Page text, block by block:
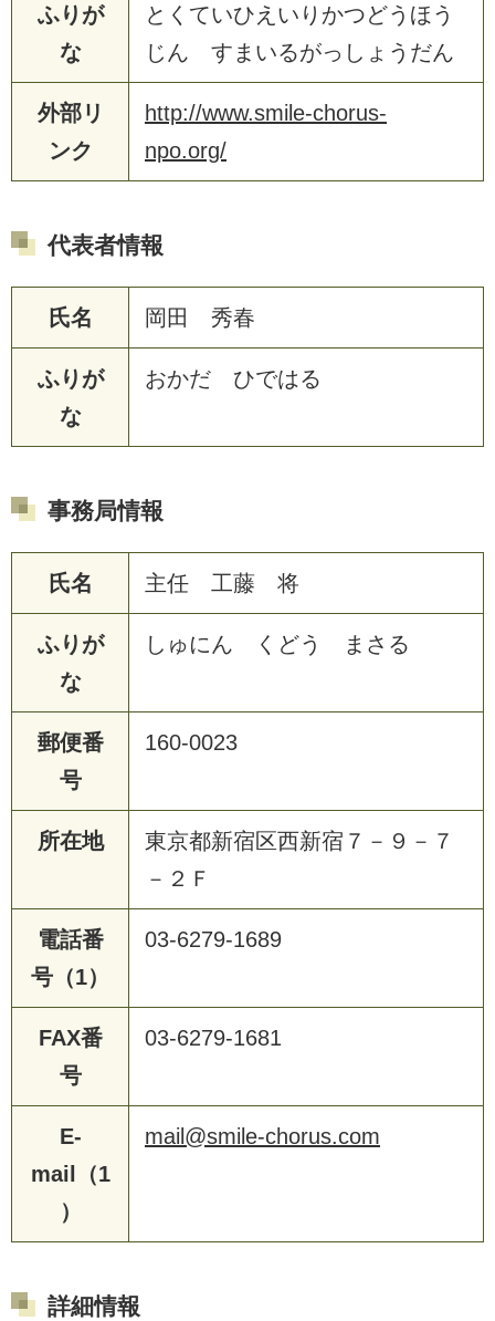
ふりが
な
とくていひえいりかつどうほう
じん すまいるがっしょうだん
外部リ
ンク
http://www.smile-chorus-
npo.org/
代表者情報
氏名 岡田 秀春
ふりが
な
おかだ ひではる
事務局情報
氏名 主任 工藤 将
ふりが
な
しゅにん くどう まさる
郵便番
号
160-0023
所在地
東京都新宿区西新宿７－９－７
－２Ｆ
電話番
号（1）
03-6279-1689
FAX番
号
03-6279-1681
E-
mail（1
）
mail@smile-chorus.com
詳細情報